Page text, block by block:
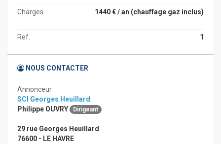
Charges 1440 € / an (chauffage gaz inclus)
Ref. 1
NOUS CONTACTER
Annonceur
SCI Georges Heuillard
Philippe OUVRY
Dirigeant
29 rue Georges Heuillard
76600 - LE HAVRE